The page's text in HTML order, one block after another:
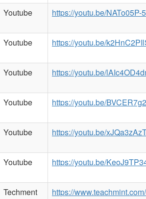
Youtube https://youtu.be/NATo05P-
Youtube https://youtu.be/
Youtube https://youtu.be/
Youtube https://youtu.be/
Youtube https://youtu.be/
Youtube https://youtu.be/
Techment
https://